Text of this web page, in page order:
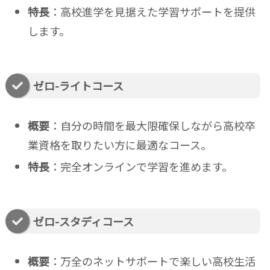
特長：高校進学を見据えた学習サポートを提供
します。
ゼロ-ライトコース
概要：自分の時間を最大限確保しながら高校卒
業資格を取りたい方に最適なコース。
特長：完全オンラインで学習を進めます。
ゼロ-スタディコース
概要：万全のネットサポートで楽しい高校生活